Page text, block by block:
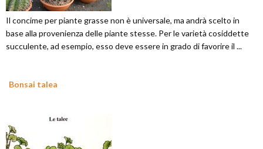
Il concime per piante grasse non è universale, ma andrà scelto in
base alla provenienza delle piante stesse. Per le varietà cosiddette
succulente, ad esempio, esso deve essere in grado di favorire il ...
Bonsai talea